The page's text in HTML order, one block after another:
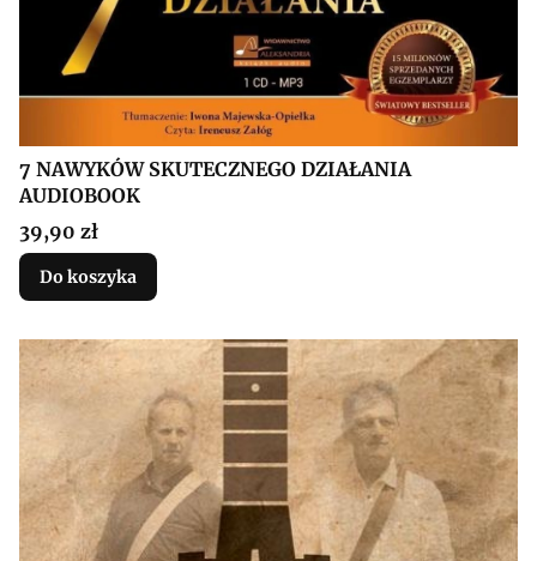
7 NAWYKÓW SKUTECZNEGO DZIAŁANIA
AUDIOBOOK
Cena
39,90 zł
Do koszyka